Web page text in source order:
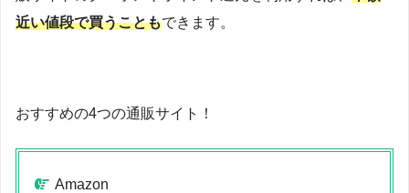
近い値段で買うこともできます。
おすすめの4つの通販サイト！
Amazon